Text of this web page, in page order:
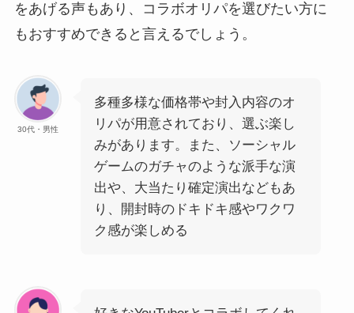
をあげる声もあり、コラボオリパを選びたい方に
もおすすめできると言えるでしょう。
30代・男性
多種多様な価格帯や封入内容のオ
リパが用意されており、選ぶ楽し
みがあります。また、ソーシャル
ゲームのガチャのような派手な演
出や、大当たり確定演出などもあ
り、開封時のドキドキ感やワクワ
ク感が楽しめる